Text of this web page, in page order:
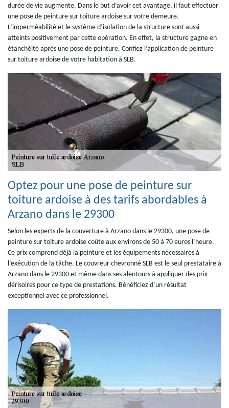
durée de vie augmente. Dans le but d’avoir cet avantage, il faut effectuer
une pose de peinture sur toiture ardoise sur votre demeure.
L’imperméabilité et le système d’isolation de la structure sont aussi
atteints positivement par cette opération. En effet, la structure gagne en
étanchéité après une pose de peinture. Confiez l’application de peinture
sur toiture ardoise de votre habitation à SLB.
Optez pour une pose de peinture sur
toiture ardoise à des tarifs abordables à
Arzano dans le 29300
Selon les experts de la couverture à Arzano dans le 29300, une pose de
peinture sur toiture ardoise coûte aux environs de 50 à 70 euros l’heure.
Ce prix comprend déjà la peinture et les équipements nécessaires à
l’exécution de la tâche. Le couvreur chevronné SLB est le seul prestataire à
Arzano dans le 29300 et même dans ses alentours à appliquer des prix
dérisoires pour ce type de prestations. Bénéficiez d’un résultat
exceptionnel avec ce professionnel.